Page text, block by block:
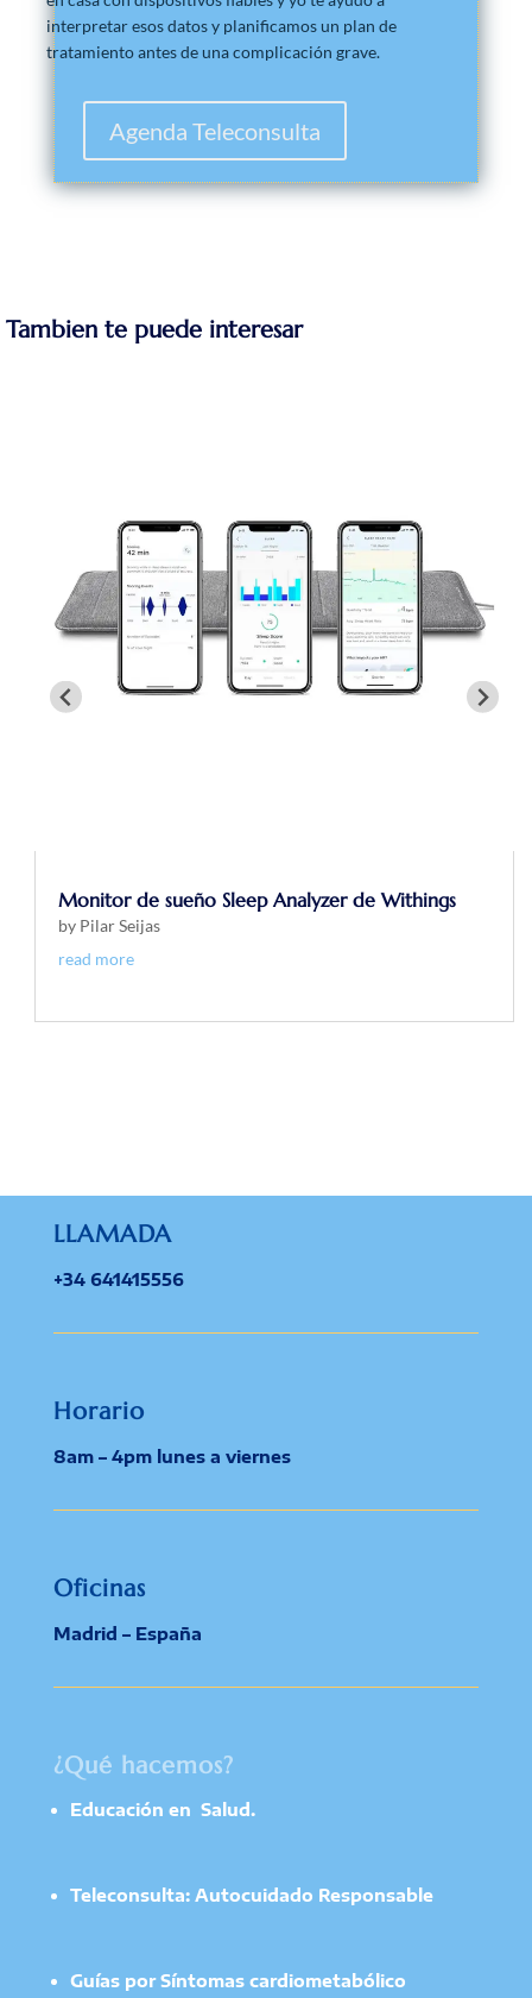
interpretar esos datos y planificamos un plan de
tratamiento antes de una complicación grave.
Agenda Teleconsulta
Tambien te puede interesar
Monitor de sueño Sleep Analyzer de Withings
by Pilar Seijas
read more
LLAMADA
+34 641415556
Horario
8am – 4pm lunes a viernes
Oficinas
Madrid – España
¿Qué hacemos?
Educación en Salud.
Teleconsulta: Autocuidado Responsable
Guías por Síntomas cardiometabólico